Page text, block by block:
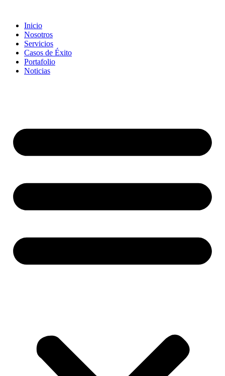
Inicio
Nosotros
Servicios
Casos de Éxito
Portafolio
Noticias